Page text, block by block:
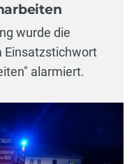
wurde die
Einsatzstichwort
alarmiert.